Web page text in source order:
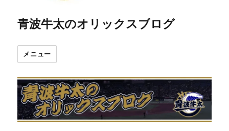
青波牛太のオリックスブログ
メニュー